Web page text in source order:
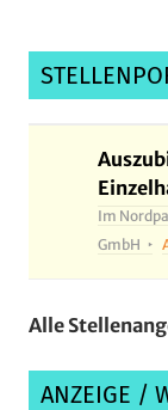
Im
GmbH
Alle
ANZEIGE /